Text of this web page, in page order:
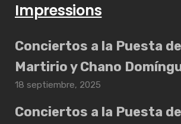
Impressions
Conciertos a la Puesta
Martirio y Chano
18 septiembre, 2025
Conciertos a la Puesta